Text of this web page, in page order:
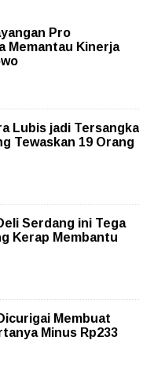
Pro
Memantau Kinerja
Lubis jadi Tersangka
Tewaskan 19 Orang
Serdang ini Tega
Kerap Membantu
Membuat
Minus Rp233